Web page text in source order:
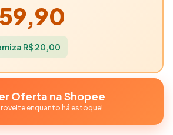
R$ 20,00
Oferta na Shopee
enquanto há estoque!